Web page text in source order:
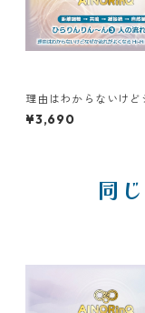
理由はわからないけど
ズ【C】｜なぜか流れ
る ひらりんりん〜ん❸
¥3,690
同